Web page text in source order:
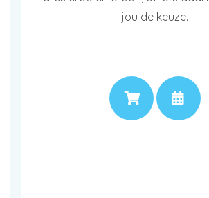
jou de keuze.
PRIJS